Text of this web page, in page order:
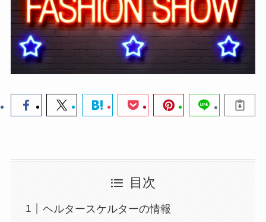
目次
ヘルタースケルターの情報